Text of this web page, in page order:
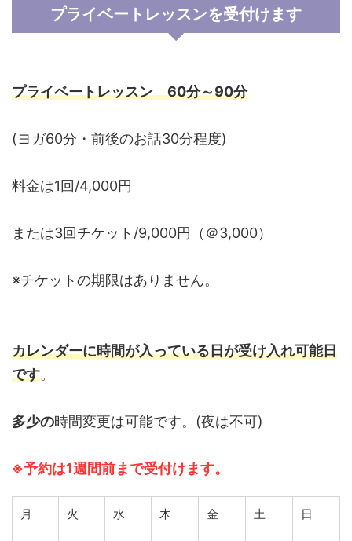
プライベートレッスンを受付けます
プライベートレッスン 60分～90分
(ヨガ60分・前後のお話30分程度)
料金は1回/4,000円
または3回チケット/9,000円（＠3,000）
※チケットの期限はありません。
カレンダーに時間が入っている日が受け入れ可能日
です。
多少の時間変更は可能です。(夜は不可)
※予約は1週間前まで受付けます。
月 火 水 木 金 土 日